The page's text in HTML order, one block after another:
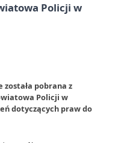
Policji w
pobrana z
Policji w
dotyczących praw do